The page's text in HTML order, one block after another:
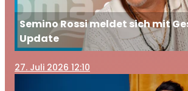
Semino Rossi meldet sich mit
Update
27. Juli 2026 12:10